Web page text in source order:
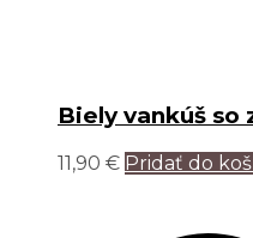
Biely vankúš so
11,90 € Pridať do